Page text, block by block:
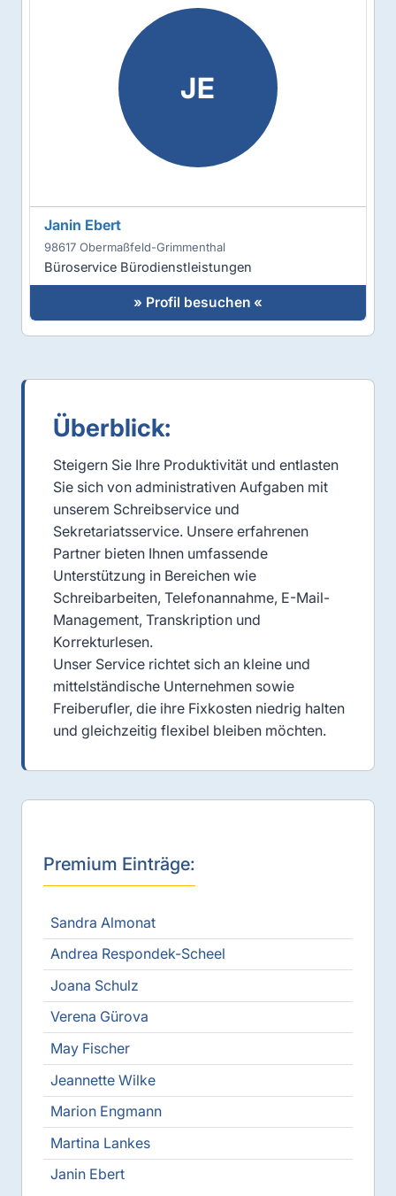
Überblick:
Steigern Sie Ihre Produktivität und entlasten
Sie sich von administrativen Aufgaben mit
unserem Schreibservice und
Sekretariatsservice. Unsere erfahrenen
Partner bieten Ihnen umfassende
Unterstützung in Bereichen wie
Schreibarbeiten, Telefonannahme, E-Mail-
Management, Transkription und
Korrekturlesen.
Unser Service richtet sich an kleine und
mittelständische Unternehmen sowie
Freiberufler, die ihre Fixkosten niedrig halten
und gleichzeitig flexibel bleiben möchten.
Premium Einträge:
Sandra Almonat
Andrea Respondek-Scheel
Joana Schulz
Verena Gürova
May Fischer
Jeannette Wilke
Marion Engmann
Martina Lankes
Janin Ebert
JE
Janin Ebert
98617 Obermaßfeld-Grimmenthal
Büroservice Bürodienstleistungen
» Profil besuchen «